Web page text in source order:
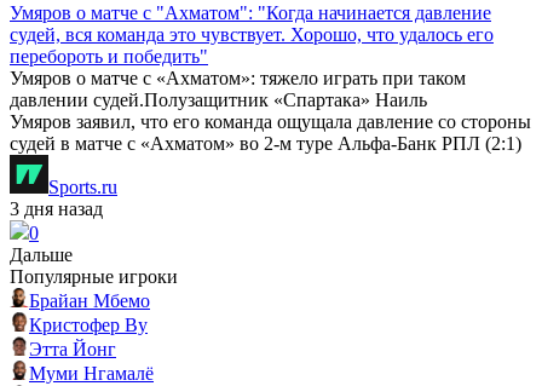
Умяров о матче с "Ахматом": "Когда начинается давление
судей, вся команда это чувствует. Хорошо, что удалось его
перебороть и победить"
Умяров о матче с «Ахматом»: тяжело играть при таком
давлении судей.Полузащитник «Спартака» Наиль
Умяров заявил, что его команда ощущала давление со стороны
судей в матче с «Ахматом» во 2-м туре Альфа-Банк РПЛ (2:1)
Sports.ru
3 дня назад
0
Дальше
Популярные игроки
Брайан Мбемо
Кристофер Ву
Этта Йонг
Муми Нгамалё